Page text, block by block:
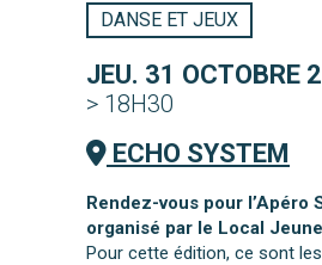
DANSE ET JEUX
JEU. 31 OCTOBRE
> 18H30
ECHO SYSTEM
Rendez-vous pour l’Apéro
organisé par le Local
Pour cette édition, ce sont